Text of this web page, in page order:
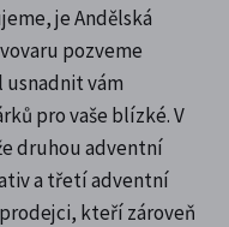
je Andělská
pozveme
vám
pro vaše blízké. V
druhou adventní
a třetí adventní
kteří zároveň